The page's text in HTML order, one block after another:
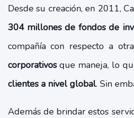
Desde su creación, en 2011,
304 millones de fondos de
compañía con respecto a
corporativosque maneja, lo
clientes a nivel global. Sin
Además de brindar estos